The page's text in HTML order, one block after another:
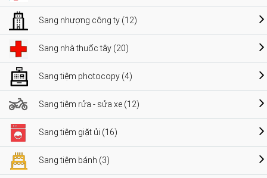
Sang nhượng công ty (12)
Sang nhà thuốc tây (20)
Sang tiệm photocopy (4)
Sang tiệm rửa - sửa xe (12)
Sang tiệm giặt ủi (16)
Sang tiệm bánh (3)